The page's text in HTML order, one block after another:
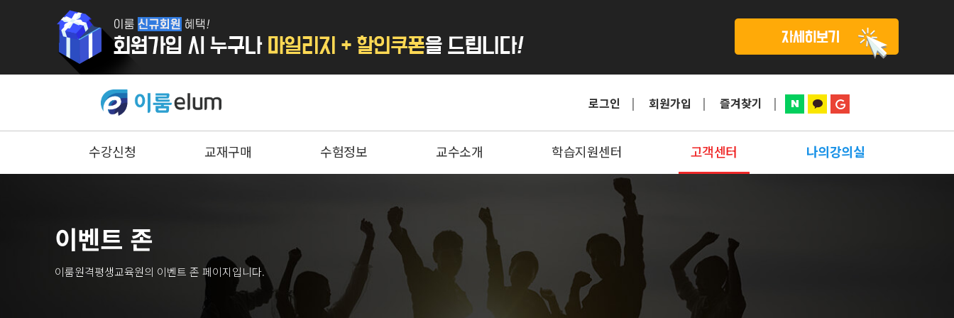
로그인 회원가입 즐겨찾기
수강신청 교재구매 수험정보 교수소개 학습지원센터 고객센터 나의강의실
이벤트 존
이룸원격평생교육원의 이벤트 존 페이지입니다.